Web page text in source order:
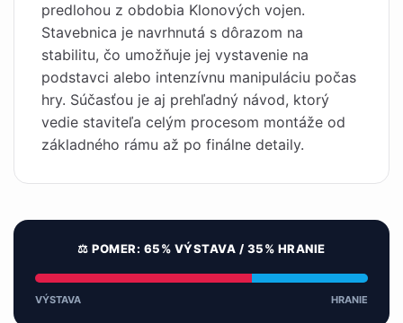
predlohou z obdobia Klonových vojen.
Stavebnica je navrhnutá s dôrazom na
stabilitu, čo umožňuje jej vystavenie na
podstavci alebo intenzívnu manipuláciu počas
hry. Súčasťou je aj prehľadný návod, ktorý
vedie staviteľa celým procesom montáže od
základného rámu až po finálne detaily.
⚖️ POMER: 65% VÝSTAVA / 35% HRANIE
VÝSTAVA HRANIE